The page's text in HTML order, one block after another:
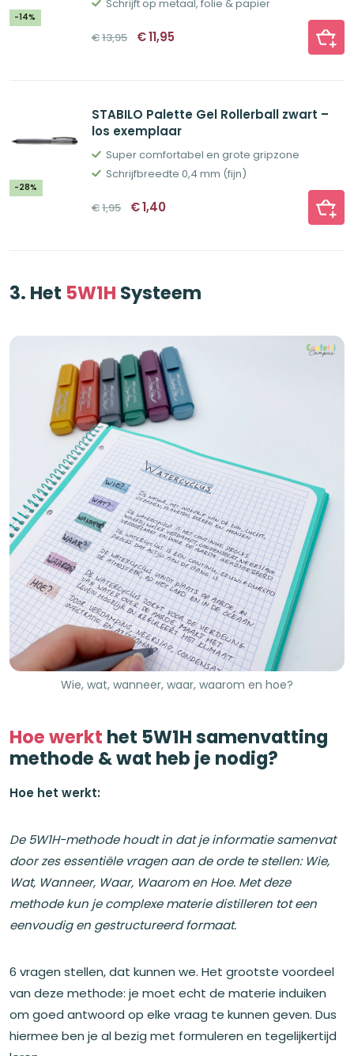
-14%
Schrijft op metaal, folie & papier
€13,95 Oorspronkelijke
prijs
€11,95
-28%
STABILO Palette Gel Rollerball zwart –
los exemplaar
Super comfortabel en grote gripzone
Schrijfbreedte 0,4 mm (fijn)
€1,95 Oorspronkelijke
prijs
€1,40
3. Het 5W1H Systeem
Wie, wat, wanneer, waar, waarom en hoe?
Hoe werkt het 5W1H samenvatting
methode & wat heb je nodig?
Hoe het werkt:
De 5W1H-methode houdt in dat je informatie samenvat
door zes essentiële vragen aan de orde te stellen: Wie,
Wat, Wanneer, Waar, Waarom en Hoe. Met deze
methode kun je complexe materie distilleren tot een
eenvoudig en gestructureerd formaat.
6 vragen stellen, dat kunnen we. Het grootste voordeel
van deze methode: je moet echt de materie induiken
om goed antwoord op elke vraag te kunnen geven. Dus
hiermee ben je al bezig met formuleren en tegelijkertijd